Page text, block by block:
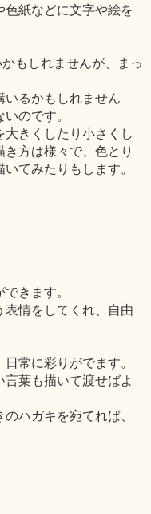
紙などに文字や絵を
もしれませんが、まっ
るかもしれません
のです。
きくしたり小さくし
方は様々で、色とり
てみたりもします。
きます。
情をしてくれ、自由
常に彩りがでます。
葉も描いて渡せばよ
ハガキを宛てれば、